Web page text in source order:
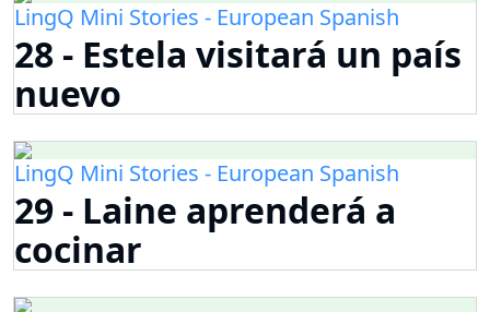
LingQ Mini Stories - European Spanish
28 - Estela visitará un país
nuevo
LingQ Mini Stories - European Spanish
29 - Laine aprenderá a
cocinar